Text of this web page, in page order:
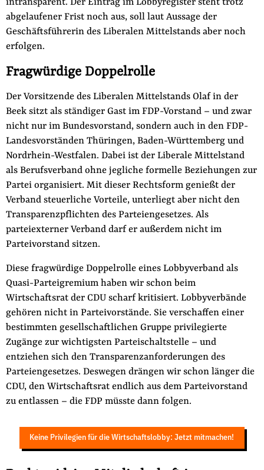
intransparent. Der Eintrag im Lobbyregister steht trotz
abgelaufener Frist noch aus, soll laut Aussage der
Geschäftsführerin des Liberalen Mittelstands aber noch
erfolgen.
Fragwürdige Doppelrolle
Der Vorsitzende des Liberalen Mittelstands Olaf in der
Beek sitzt als ständiger Gast im FDP-Vorstand – und zwar
nicht nur im Bundesvorstand, sondern auch in den FDP-
Landesvorständen Thüringen, Baden-Württemberg und
Nordrhein-Westfalen. Dabei ist der Liberale Mittelstand
als Berufsverband ohne jegliche formelle Beziehungen zur
Partei organisiert. Mit dieser Rechtsform genießt der
Verband steuerliche Vorteile, unterliegt aber nicht den
Transparenzpflichten des Parteiengesetzes. Als
parteiexterner Verband darf er außerdem nicht im
Parteivorstand sitzen.
Diese fragwürdige Doppelrolle eines Lobbyverband als
Quasi-Parteigremium haben wir schon beim
Wirtschaftsrat der CDU scharf kritisiert. Lobbyverbände
gehören nicht in Parteivorstände. Sie verschaffen einer
bestimmten gesellschaftlichen Gruppe privilegierte
Zugänge zur wichtigsten Parteischaltstelle – und
entziehen sich den Transparenzanforderungen des
Parteiengesetzes. Deswegen drängen wir schon länger die
CDU, den Wirtschaftsrat endlich aus dem Parteivorstand
zu entlassen – die FDP müsste dann folgen.
Keine Privilegien für die Wirtschaftslobby: Jetzt mitmachen!